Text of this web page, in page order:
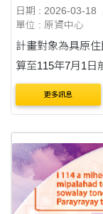
日期 : 2026-03-18
單位 : 原資中心
計畫對象為具原
算至115年7月1日
上至研究所一年級
先）
更多訊息